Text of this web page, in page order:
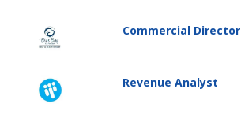
Commercial Director
Revenue Analyst